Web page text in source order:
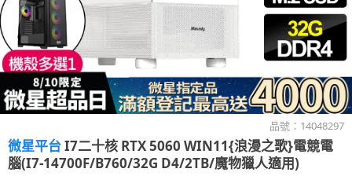
品號： 14048297
微星平台I7二十核 RTX 5060 WIN11{浪漫之歌}電競電
腦(I7-14700F/B760/32G D4/2TB/魔物獵人適用)